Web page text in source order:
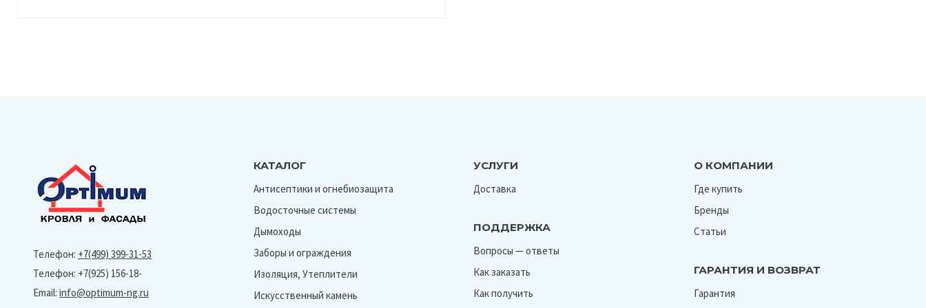
Телефон: +7(499) 399-31-53
Телефон: +7(925) 156-18-
Email: info@optimum-ng.ru
КАТАЛОГ
Антисептики и огнебиозащита
Водосточные системы
Дымоходы
Заборы и ограждения
Изоляция, Утеплители
Искусственный камень
УСЛУГИ
Доставка
ПОДДЕРЖКА
Вопросы — ответы
Как заказать
Как получить
О КОМПАНИИ
Где купить
Бренды
Статьи
ГАРАНТИЯ И ВОЗВРАТ
Гарантия